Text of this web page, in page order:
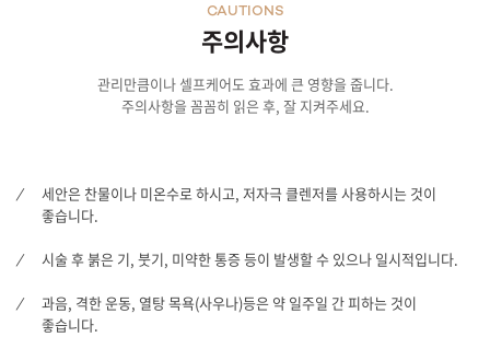
주의사항
CAUTIONS
관리만큼이나 셀프케어도 효과에 큰 영향을 줍니다.
주의사항을 꼼꼼히 읽은 후, 잘 지켜주세요.
세안은 찬물이나 미온수로 하시고, 저자극 클렌저를 사용하시는 것이
좋습니다.
시술 후 붉은 기, 붓기, 미약한 통증 등이 발생할 수 있으나 일시적입니다.
과음, 격한 운동, 열탕 목욕(사우나)등은 약 일주일 간 피하는 것이
좋습니다.